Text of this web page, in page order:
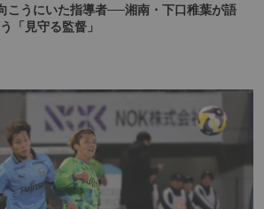
こうにいた指導者──湘南・下口稚葉が語
「見守る監督」